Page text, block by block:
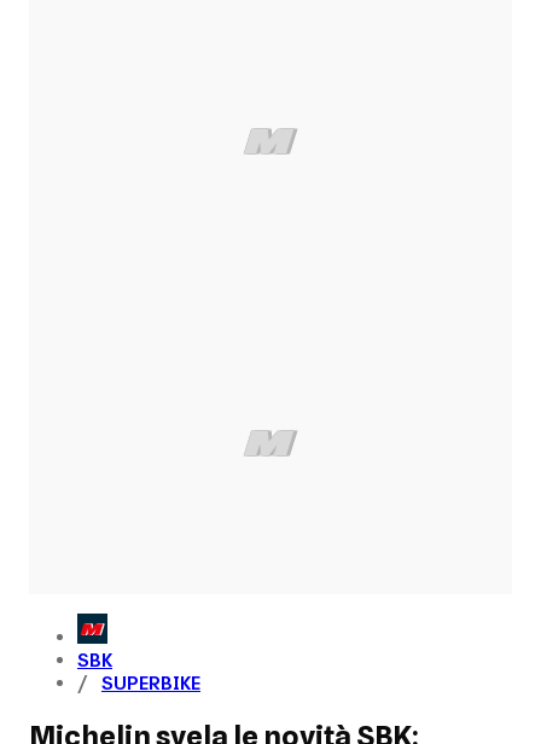
SBK
SUPERBIKE
Michelin svela le novità SBK: